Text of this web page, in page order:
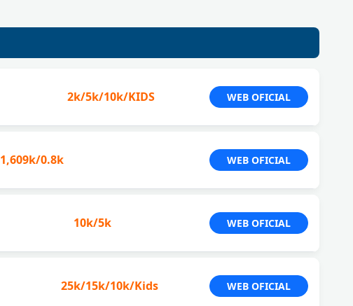
2k/5k/10k/KIDS WEB OFICIAL
1,609k/0.8k WEB OFICIAL
10k/5k WEB OFICIAL
25k/15k/10k/Kids WEB OFICIAL